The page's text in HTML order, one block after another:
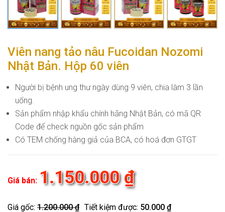
Viên nang tảo nâu Fucoidan Nozomi
Nhật Bản. Hộp 60 viên
Người bị bệnh ung thư ngày dùng 9 viên, chia làm 3 lần
uống.
Sản phẩm nhập khẩu chính hãng Nhật Bản, có mã QR
Code để check nguồn gốc sản phẩm
Có TEM chống hàng giả của BCA, có hoá đơn GTGT
Giá bán: 1.150.000 ₫
Giá gốc: 1.200.000 ₫ Tiết kiệm được: 50.000 ₫